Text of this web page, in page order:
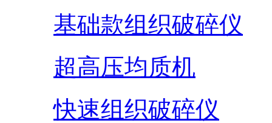
基础款组织破碎仪
超高压均质机
快速组织破碎仪